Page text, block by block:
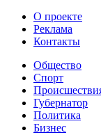
О проекте
Реклама
Контакты
Общество
Спорт
Губернатор
Политика
Бизнес